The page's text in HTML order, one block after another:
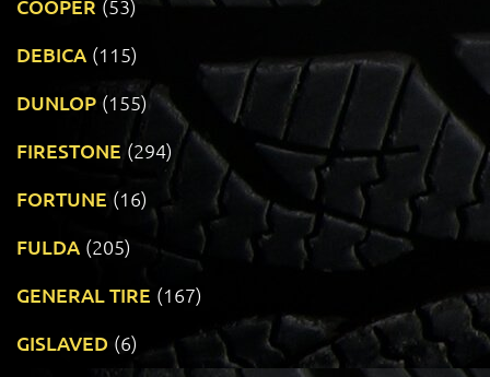
COOPER (53)
DEBICA (115)
DUNLOP (155)
FIRESTONE (294)
FORTUNE (16)
FULDA (205)
GENERAL TIRE (167)
GISLAVED (6)